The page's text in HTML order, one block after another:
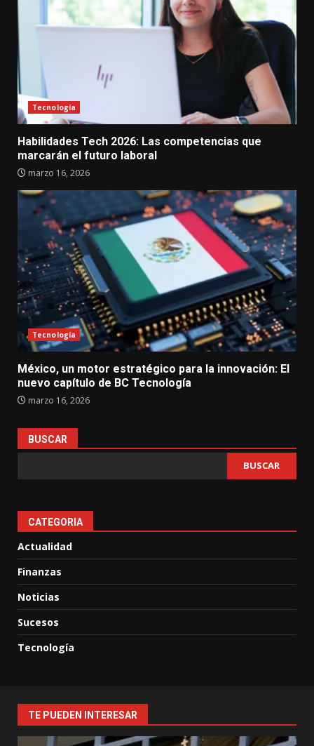
Tecnología
Habilidades Tech 2026: Las competencias que
marcarán el futuro laboral
marzo 16, 2026
Tecnología
México, un motor estratégico para la innovación: El
nuevo capítulo de BC Tecnología
marzo 16, 2026
BUSCAR
BUSCAR
CATEGORIA
Actualidad
Finanzas
Noticias
Sucesos
Tecnología
TE PUEDEN INTERESAR